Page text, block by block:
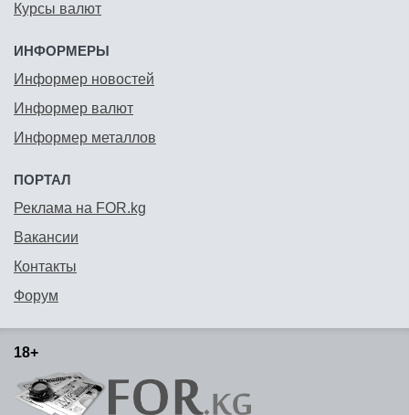
Курсы валют
ИНФОРМЕРЫ
Информер новостей
Информер валют
Информер металлов
ПОРТАЛ
Реклама на FOR.kg
Вакансии
Контакты
Форум
18+